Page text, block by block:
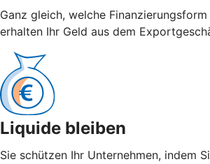
Ganz gleich, welche
erhalten Ihr Geld aus dem
Liquide bleiben
Sie schützen Ihr Unternehmen, indem